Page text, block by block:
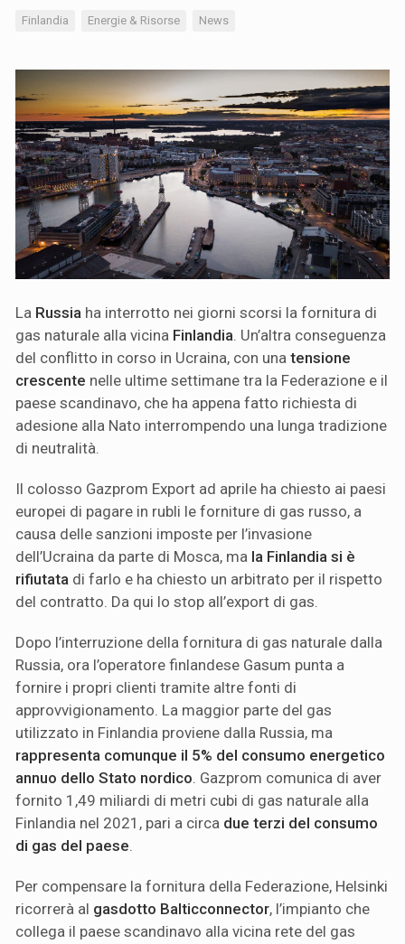
Finlandia Energie & Risorse News
La Russia ha interrotto nei giorni scorsi la fornitura di
gas naturale alla vicina Finlandia. Un’altra conseguenza
del conflitto in corso in Ucraina, con una tensione
crescente nelle ultime settimane tra la Federazione e il
paese scandinavo, che ha appena fatto richiesta di
adesione alla Nato interrompendo una lunga tradizione
di neutralità.
Il colosso Gazprom Export ad aprile ha chiesto ai paesi
europei di pagare in rubli le forniture di gas russo, a
causa delle sanzioni imposte per l’invasione
dell’Ucraina da parte di Mosca, ma la Finlandia si è
rifiutata di farlo e ha chiesto un arbitrato per il rispetto
del contratto. Da qui lo stop all’export di gas.
Dopo l’interruzione della fornitura di gas naturale dalla
Russia, ora l’operatore finlandese Gasum punta a
fornire i propri clienti tramite altre fonti di
approvvigionamento. La maggior parte del gas
utilizzato in Finlandia proviene dalla Russia, ma
rappresenta comunque il 5% del consumo energetico
annuo dello Stato nordico. Gazprom comunica di aver
fornito 1,49 miliardi di metri cubi di gas naturale alla
Finlandia nel 2021, pari a circa due terzi del consumo
di gas del paese.
Per compensare la fornitura della Federazione, Helsinki
ricorrerà al gasdotto Balticconnector, l’impianto che
collega il paese scandinavo alla vicina rete del gas